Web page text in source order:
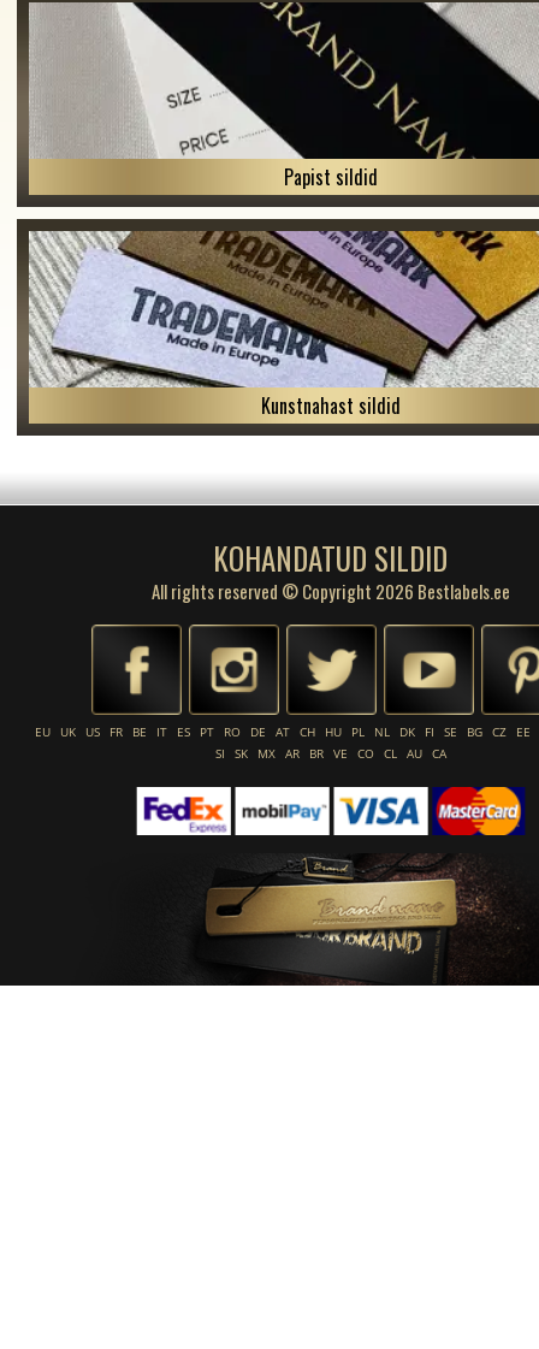
Papist sildid
Kunstnahast sildid
KOHANDATUD SILDID
All rights reserved © Copyright 2026 Bestlabels.ee
EU UK US FR BE IT ES PT RO DE AT CH HU PL NL DK FI SE BG CZ
EE
SI
SK MX AR BR VE CO CL AU CA